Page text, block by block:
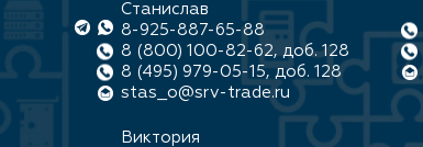
Станислав
8-925-887-65-88
8 (800) 100-82-62, доб. 128
8 (495) 979-05-15, доб. 128
stas_o@srv-trade.ru
Виктория